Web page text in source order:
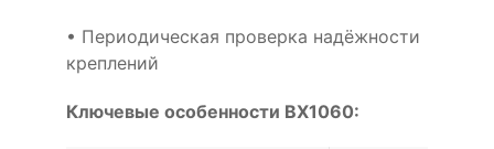
• Периодическая проверка надёжности
креплений
Ключевые особенности BX1060: